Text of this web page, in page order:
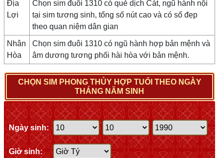
Địa
Lợi
Chọn sim đuôi 1310 có quẻ dịch Cát, ngũ hành nội
tại sim tương sinh, tổng số nút cao và có số đẹp
theo quan niệm dân gian
Nhân
Hòa
Chọn sim đuôi 1310 có ngũ hành hợp bản mệnh và
âm dương tương phối hài hòa với bản mệnh.
CHỌN SIM PHONG THỦY HỢP TUỔI THEO NGÀY
THÁNG NĂM SINH
Ngày sinh:
Giờ sinh: